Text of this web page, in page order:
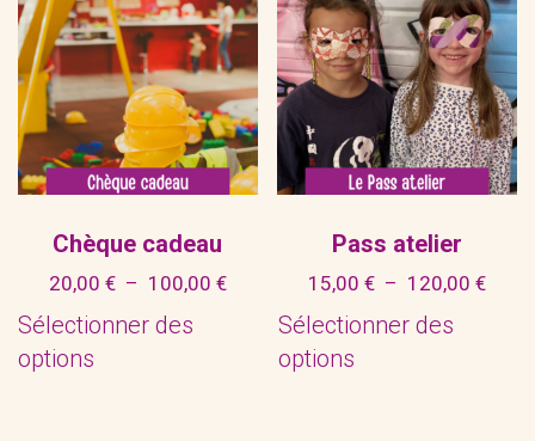
Chèque cadeau
20,00 € – 100,00 €Plage
20,00 €
Sélectionner des
options
Pass atelier
15,00€ – 120,00€Plage
Sélectionner des
options